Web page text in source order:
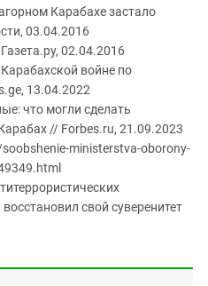
Карабахе застало
03.04.2016
02.04.2016
войне по
13.04.2022
что могли сделать
// Forbes.ru, 21.09.2023
ministerstva-oborony-
свой суверенитет